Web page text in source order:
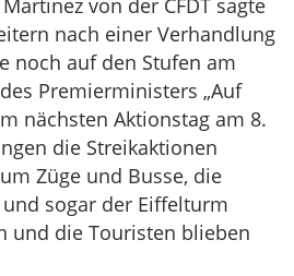
von der CFDT sagte
nach einer Verhandlung
noch auf den Stufen am
Premierministers „Auf
nächsten Aktionstag am 8.
die Streikaktionen
Züge und Busse, die
sogar der Eiffelturm
und die Touristen blieben